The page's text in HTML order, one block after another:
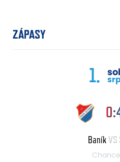
ZÁPASY
1.
BaníkVS